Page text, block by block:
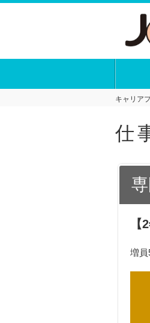
キャリア
仕
増